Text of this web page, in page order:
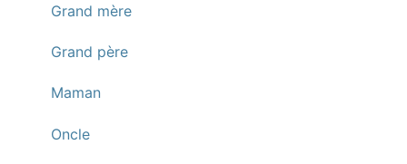
Grand mère
Grand père
Maman
Oncle